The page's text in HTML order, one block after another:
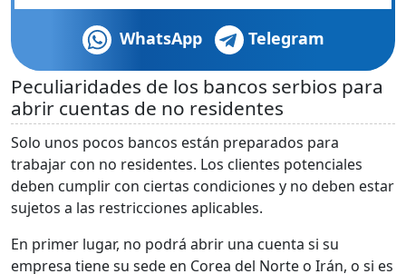
WhatsApp Telegram
Peculiaridades de los bancos serbios para
abrir cuentas de no residentes
Solo unos pocos bancos están preparados para
trabajar con no residentes. Los clientes potenciales
deben cumplir con ciertas condiciones y no deben estar
sujetos a las restricciones aplicables.
En primer lugar, no podrá abrir una cuenta si su
empresa tiene su sede en Corea del Norte o Irán, o si es